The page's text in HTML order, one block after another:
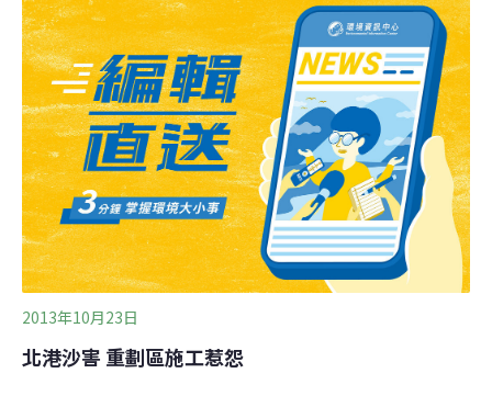
起風飛沙，沙塵起碼有三四層樓高，附近民宅陽台用手輕
輕一擦，就是好厚的一層灰。一不小心張口還會吃到沙
子，除了天氣的影響，居民也說集集攔河堰將濁水溪的溪
水攔截，造成下游河床乾枯，強風一來風吹沙當然嚴重，
也對生活造成困擾。
2013年10月23日
北港沙害 重劃區施工惹怨